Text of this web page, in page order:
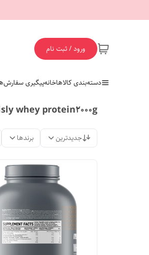
ورود / ثبت نام
دسته‌بندی کالاهاخانهپیگیری سفارش
whey protein2000g
جدیدترین برندها